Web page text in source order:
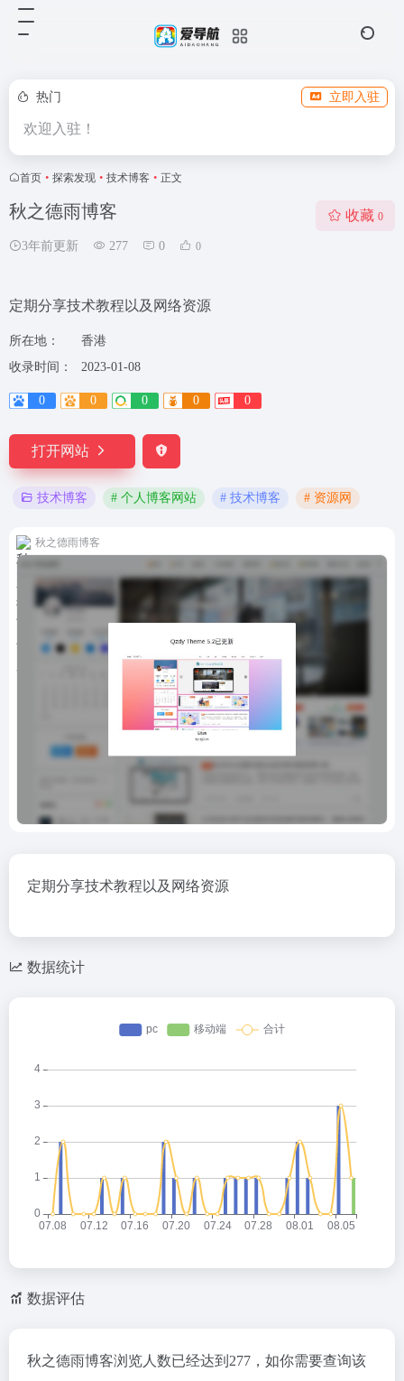
热门 立即入驻
欢迎入驻！
首页 • 探索发现 • 技术博客 • 正文
秋之德雨博客
3年前更新 277 0 0
收藏 0
定期分享技术教程以及网络资源
所在地：
香港
收录时间：
2023-01-08
0 0 0 0 0
打开网站
技术博客 # 个人博客网站 # 技术博客 # 资源网
秋之德雨博客
定期分享技术教程以及网络资源
数据统计
数据评估
秋之德雨博客浏览人数已经达到277，如你需要查询该